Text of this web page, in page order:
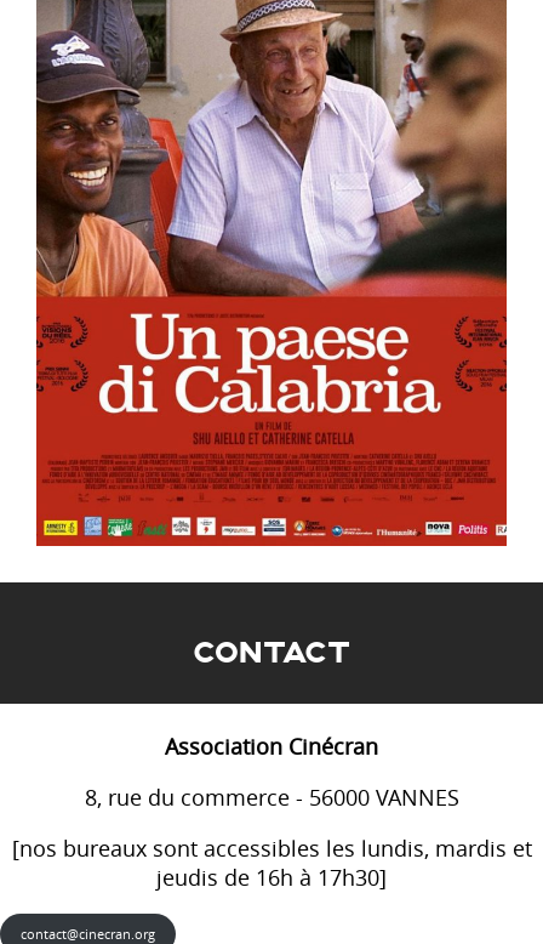
CONTACT
Association Cinécran
8, rue du commerce - 56000 VANNES
[nos bureaux sont accessibles les lundis, mardis et
jeudis de 16h à 17h30]
contact@cinecran.org